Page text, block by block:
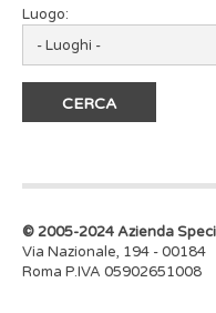
Luogo:
© 2005-2024 Azienda
Via Nazionale, 194 - 00184
Roma P.IVA 05902651008